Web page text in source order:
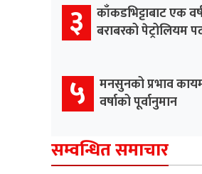
३
काँकडभिट्टाबाट एक
बराबरको पेट्रोलियम
५
मनसुनको प्रभाव
वर्षाको पूर्वानुमान
सम्वन्धित समाचार